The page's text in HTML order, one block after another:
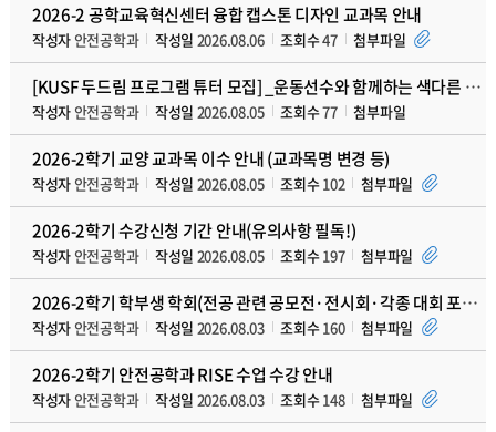
2026-2 공학교육혁신센터 융합 캡스톤 디자인 교과목 안내
작성자안전공학과 작성일 2026.08.06 조회수47 첨부파일
[KUSF 두드림 프로그램 튜터 모집] _운동선수와 함께하는 색다른 교류형 수업
작성자안전공학과 작성일 2026.08.05 조회수77 첨부파일
2026-2학기 교양 교과목 이수 안내 (교과목명 변경 등)
작성자안전공학과 작성일 2026.08.05 조회수102 첨부파일
2026-2학기 수강신청 기간 안내(유의사항 필독!)
작성자안전공학과 작성일 2026.08.05 조회수197 첨부파일
2026-2학기 학부생 학회(전공 관련 공모전·전시회·각종 대회 포함)발표 지원 프로그램 안내
작성자안전공학과 작성일 2026.08.03 조회수160 첨부파일
2026-2학기 안전공학과 RISE 수업 수강 안내
작성자안전공학과 작성일 2026.08.03 조회수148 첨부파일